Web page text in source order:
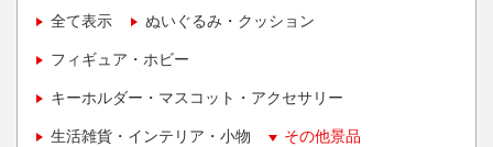
全て表示 ぬいぐるみ・クッション
フィギュア・ホビー
キーホルダー・マスコット・アクセサリー
生活雑貨・インテリア・小物 その他景品